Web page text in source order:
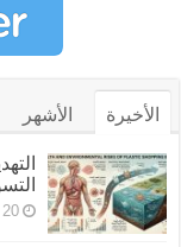
الأخيرة الأشهر
20 يونيو، 2026